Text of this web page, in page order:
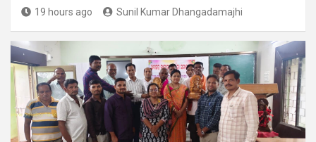
19 hours ago Sunil Kumar Dhangadamajhi